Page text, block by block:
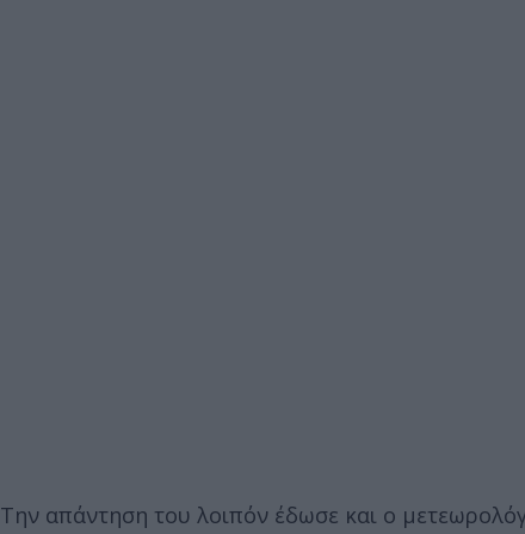
Την απάντηση του λοιπόν έδωσε και ο